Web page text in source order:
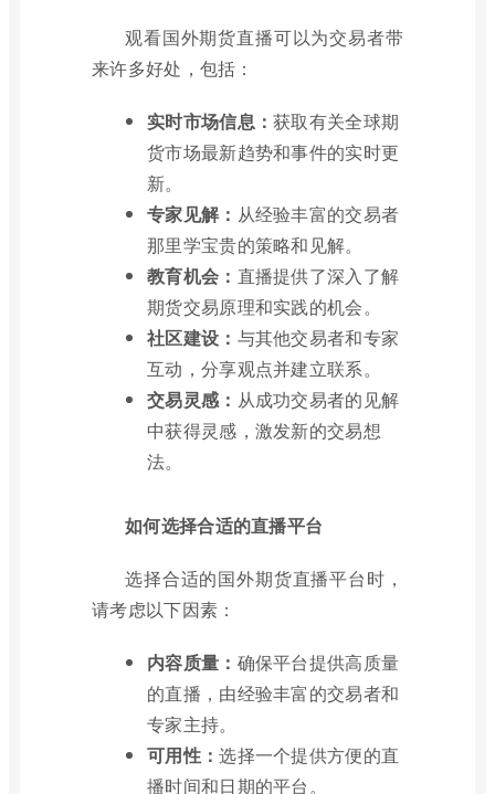
观看国外期货直播可以为交易者带
来许多好处，包括：
实时市场信息：获取有关全球期
货市场最新趋势和事件的实时更
新。
专家见解： 从经验丰富的交易者
那里学宝贵的策略和见解。
教育机会： 直播提供了深入了解
期货交易原理和实践的机会。
社区建设： 与其他交易者和专家
互动，分享观点并建立联系。
交易灵感： 从成功交易者的见解
中获得灵感，激发新的交易想
法。
如何选择合适的直播平台
选择合适的国外期货直播平台时，
请考虑以下因素：
内容质量： 确保平台提供高质量
的直播，由经验丰富的交易者和
专家主持。
可用性：选择一个提供方便的直
播时间和日期的平台。